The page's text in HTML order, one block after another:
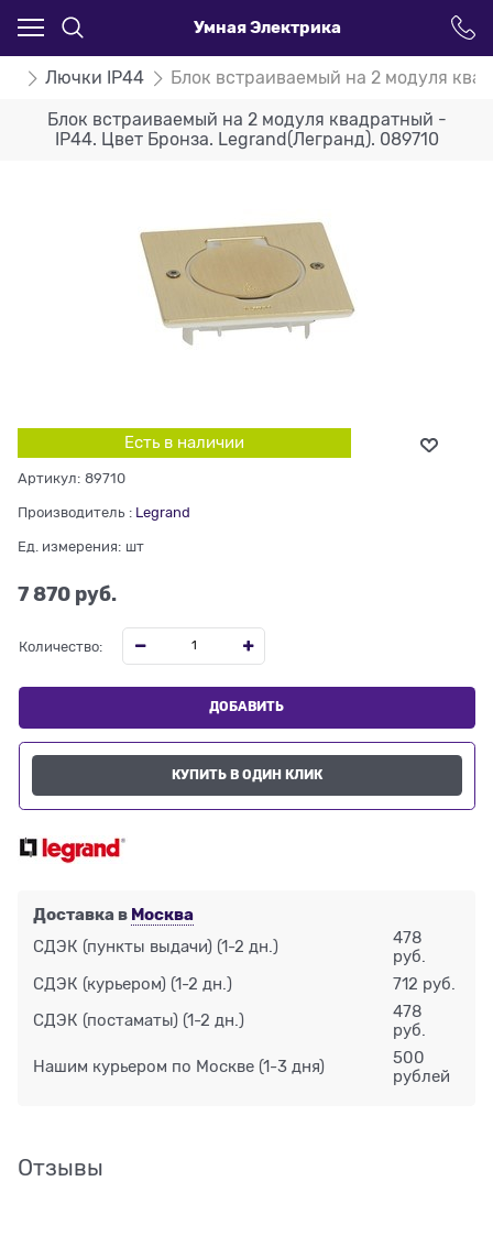
Умная Электрика
Лючки IP44 Блок встраиваемый на 2 модуля
Блок встраиваемый на 2 модуля квадратный -
IP44. Цвет Бронза. Legrand(Легранд). 089710
Есть в наличии
Артикул: 89710
Производитель : Legrand
Ед. измерения: шт
7 870 руб.
Количество:
ДОБАВИТЬ
КУПИТЬ В ОДИН КЛИК
Доставка в Москва
СДЭК (пункты выдачи) (1-2 дн.)
478
руб.
СДЭК (курьером) (1-2 дн.) 712 руб.
СДЭК (постаматы) (1-2 дн.)
478
руб.
Нашим курьером по Москве (1-3 дня)
500
рублей
Отзывы